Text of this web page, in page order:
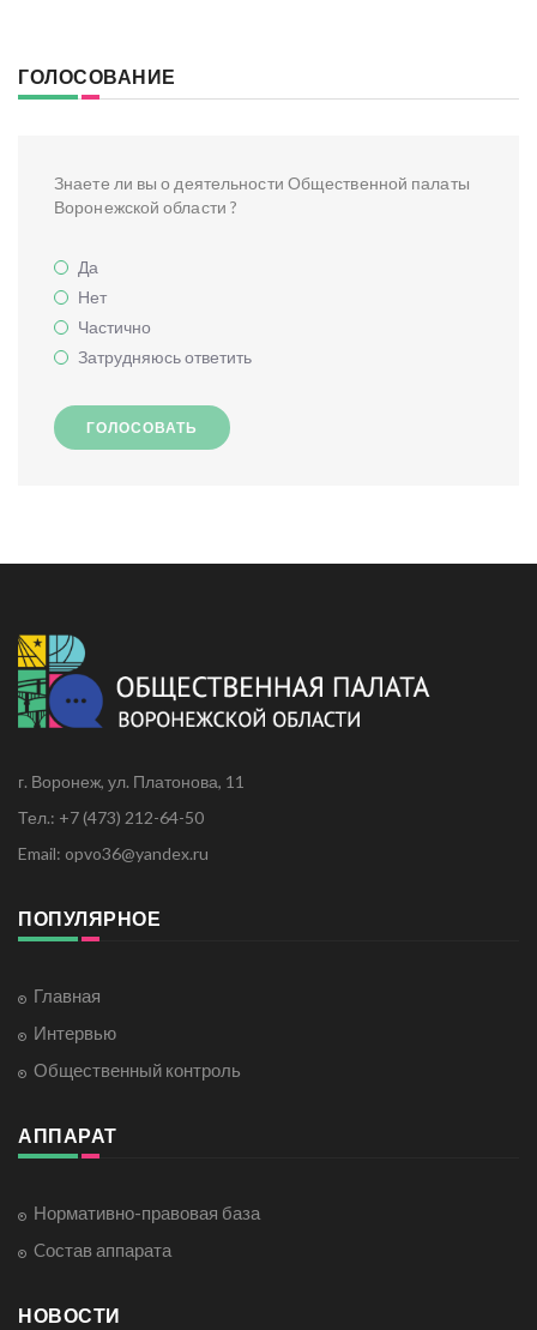
ГОЛОСОВАНИЕ
Знаете ли вы о деятельности Общественной палаты
Воронежской области ?
Да
Нет
Частично
Затрудняюсь ответить
ГОЛОСОВАТЬ
г. Воронеж, ул. Платонова, 11
Тел.: +7 (473) 212-64-50
Email: opvo36@yandex.ru
ПОПУЛЯРНОЕ
Главная
Интервью
Общественный контроль
АППАРАТ
Нормативно-правовая база
Cостав аппарата
НОВОСТИ